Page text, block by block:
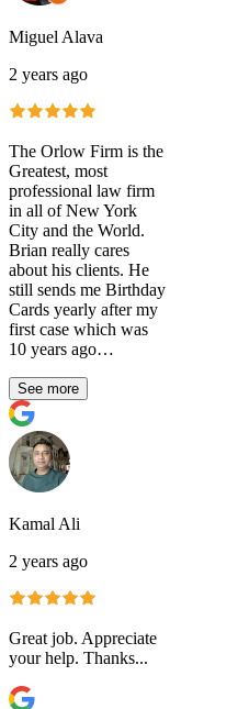
Miguel Alava
2 years ago
The Orlow Firm is the
Greatest, most
professional law firm
in all of New York
City and the World.
Brian really cares
about his clients. He
still sends me Birthday
Cards yearly after my
first case which was
10 years ago…
See more
Kamal Ali
2 years ago
Great job. Appreciate
your help. Thanks...